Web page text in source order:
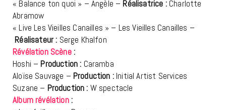
« Balance ton quoi » – Angèle – Réalisatrice :Charlotte
Abramow
« Live Les Vieilles Canailles » – Les Vieilles Canailles –
Réalisateur : Serge Khalfon
Révélation Scène:
Hoshi – Production : Caramba
Aloïse Sauvage – Production :Initial Artist Services
Suzane – Production : W spectacle
Album révélation: